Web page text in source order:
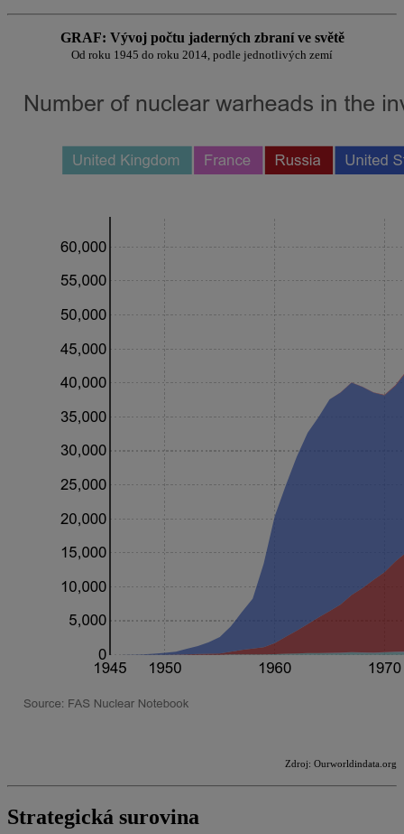
GRAF: Vývoj počtu jaderných zbraní ve světě
Od roku 1945 do roku 2014, podle jednotlivých zemí
Zdroj: Ourworldindata.org
Strategická surovina